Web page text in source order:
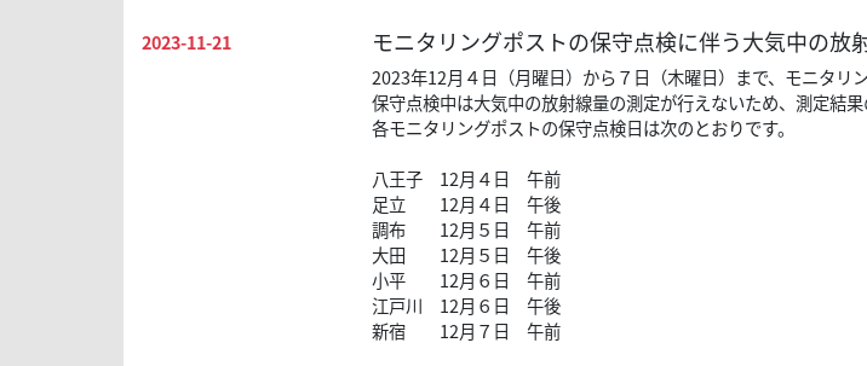
2023-11-21 モニタリングポストの保守点検に伴う大気中の
2023年12月４日（月曜日）から７日（木曜日）まで、モニタリ
保守点検中は大気中の放射線量の測定が行えないため、測定結果
各モニタリングポストの保守点検日は次のとおりです。
八王子 12月４日 午前
足立 12月４日 午後
調布 12月５日 午前
大田 12月５日 午後
小平 12月６日 午前
江戸川 12月６日 午後
新宿 12月７日 午前